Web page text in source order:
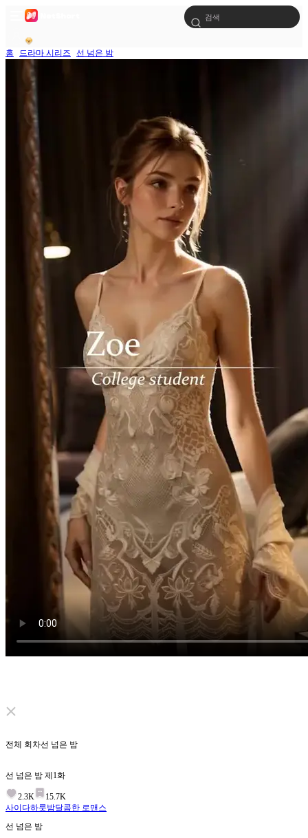
홈 드라마 시리즈 선 넘은 밤
Click to unmute
별생각 없이
전체 회차선 넘은 밤
선 넘은 밤 제 1화
2.3K
15.7K
사이다하룻밤달콤한 로맨스
선 넘은 밤